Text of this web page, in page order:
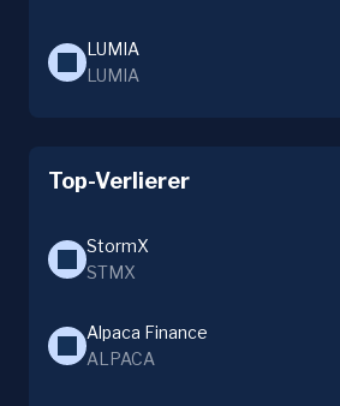
LUMIA
LUMIA
Top-Verlierer
StormX
STMX
Alpaca Finance
ALPACA